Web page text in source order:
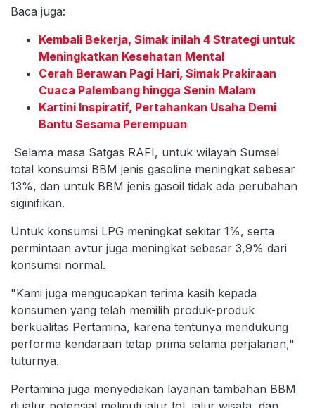
Baca juga:
Kembali Bekerja, Simak inilah 4 Strategi untuk
Meningkatkan Kesehatan Mental
Cerah Berawan Pagi Hari, Simak Prakiraan
Cuaca Palembang hingga Senin Malam
Kartini Inspiratif, Pertahankan Usaha Demi
Bantu Sesama Perempuan
Selama masa Satgas RAFI, untuk wilayah Sumsel
total konsumsi BBM jenis gasoline meningkat sebesar
13%, dan untuk BBM jenis gasoil tidak ada perubahan
siginifikan.
Untuk konsumsi LPG meningkat sekitar 1%, serta
permintaan avtur juga meningkat sebesar 3,9% dari
konsumsi normal.
"Kami juga mengucapkan terima kasih kepada
konsumen yang telah memilih produk-produk
berkualitas Pertamina, karena tentunya mendukung
performa kendaraan tetap prima selama perjalanan,"
tuturnya.
Pertamina juga menyediakan layanan tambahan BBM